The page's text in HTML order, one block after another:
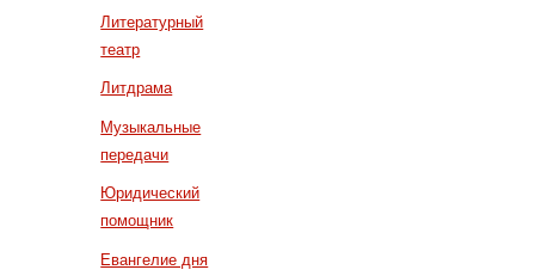
Литературный
театр
Литдрама
Музыкальные
передачи
Юридический
помощник
Евангелие дня